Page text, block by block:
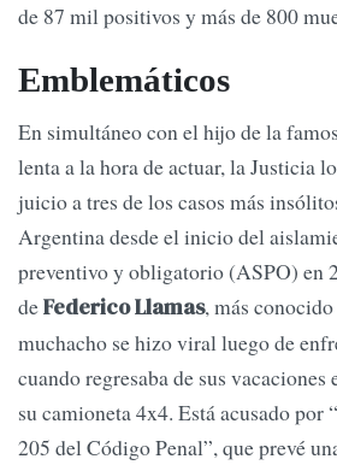
de 87 mil positivos y más de 800
Emblemáticos
En simultáneo con el hijo de la
lenta a la hora de actuar, la Justicia
juicio a tres de los casos más
Argentina desde el inicio del
preventivo y obligatorio (ASPO) en
deFederico Llamas, más
muchacho se hizo viral luego de
cuando regresaba de sus
su camioneta 4x4. Está acusado
205 del Código Penal”, que prevé